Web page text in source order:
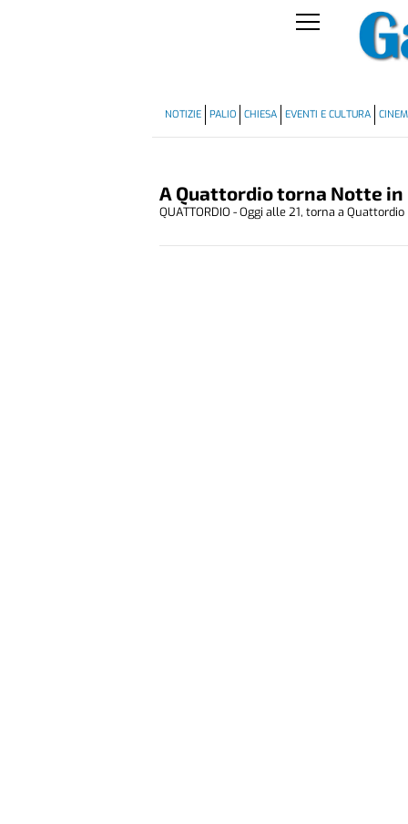
NOTIZIE PALIO CHIESA EVENTI E CULTURA
A Quattordio torna Notte in
QUATTORDIO - Oggi alle 21, torna a